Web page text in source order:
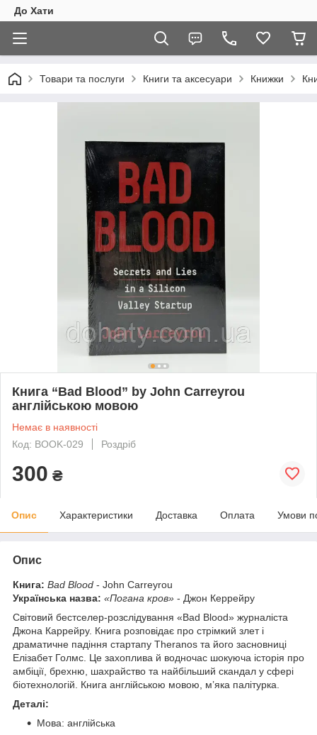
До Хати
Товари та послуги Книги та аксесуари Книжки
Книга “Bad Blood” by John Carreyrou
англійською мовою
Немає в наявності
Код: BOOK-029
Роздріб
300 ₴
Опис Характеристики Доставка Оплата Умови
Опис
Книга: Bad Blood - John Carreyrou
Українська назва: «Погана кров» - Джон Керрейру
Світовий бестселер-розслідування «Bad Blood» журналіста
Джона Каррейру. Книга розповідає про стрімкий злет і
драматичне падіння стартапу Theranos та його засновниці
Елізабет Голмс. Це захоплива й водночас шокуюча історія про
амбіції, брехню, шахрайство та найбільший скандал у сфері
біотехнологій. Книга англійською мовою, м’яка палітурка.
Деталі:
Мова: англійська